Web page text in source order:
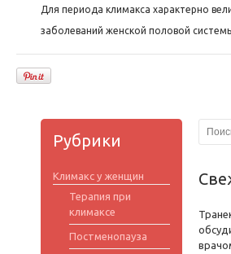
Для периода климакса характерно
заболеваний женской половой
Рубрики
Климакс у женщин
Терапия при
климаксе
Постменопауза